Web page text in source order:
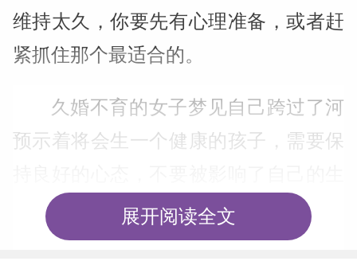
维持太久，你要先有心理准备，或者赶
紧抓住那个最适合的。
久婚不育的女子梦见自己跨过了河
预示着将会生一个健康的孩子，需要保
活。
展开阅读全文